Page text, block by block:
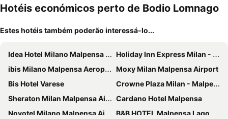
Hotéis económicos perto de Bodio Lomnago
Estes hotéis também poderão interessá-lo...
Idea Hotel Milano Malpensa Airport
Holiday Inn Express Milan - Malpensa Airport By Ihg
ibis Milano Malpensa Aeroporto
Moxy Milan Malpensa Airport
Bis Hotel Varese
Crowne Plaza Milan - Malpensa Airport By Ihg
Sheraton Milan Malpensa Airport Hotel & Conference Centre
Cardano Hotel Malpensa
Novotel Milano Malpensa Airport
B&B HOTEL Malpensa Lago Maggiore